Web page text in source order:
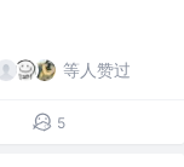
等人赞过
5